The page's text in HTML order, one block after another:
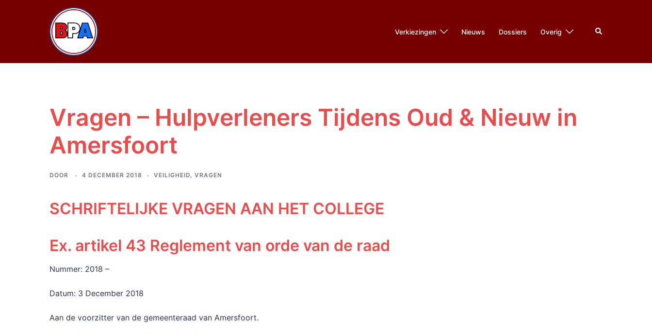
Verkiezingen Nieuws Dossiers Overig Zoeken
Vragen – Hulpverleners Tijdens Oud & Nieuw in
Amersfoort
DOOR 4 DECEMBER 2018 VEILIGHEID, VRAGEN
SCHRIFTELIJKE VRAGEN AAN HET COLLEGE
Ex. artikel 43 Reglement van orde van de raad
Nummer: 2018 –
Datum: 3 December 2018
Aan de voorzitter van de gemeenteraad van Amersfoort.